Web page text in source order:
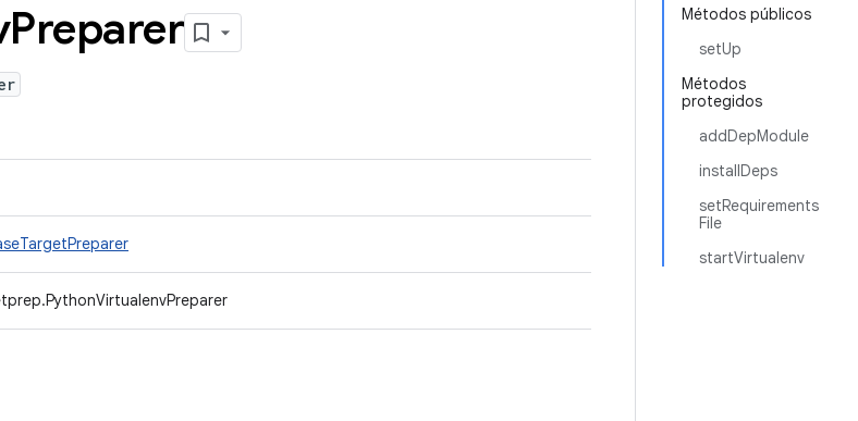
Métodos públicos
setUp
Métodos
protegidos
addDepModule
installDeps
setRequirements
File
startVirtualenv
Preparer